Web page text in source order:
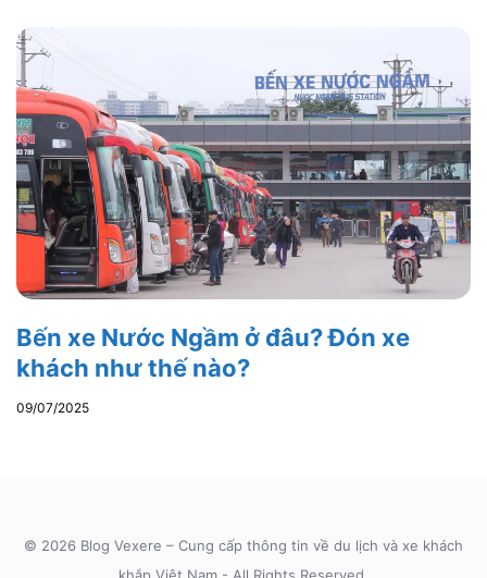
Bến xe Nước Ngầm ở đâu? Đón xe
khách như thế nào?
09/07/2025
© 2026 Blog Vexere – Cung cấp thông tin về du lịch và xe khách